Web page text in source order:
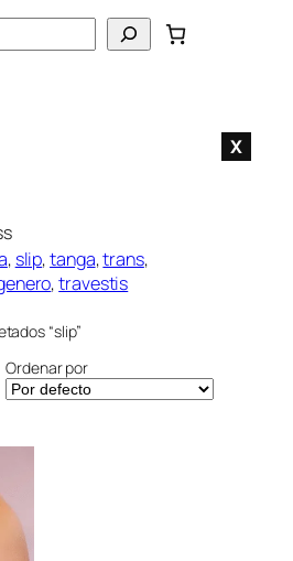
X
, slip, tanga, trans,
, travestis
“slip”
Ordenar por